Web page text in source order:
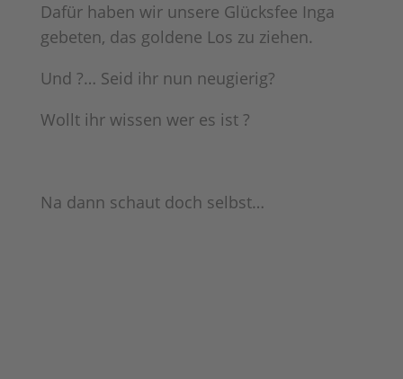
Dafür haben wir unsere Glücksfee Inga
gebeten, das goldene Los zu ziehen.
Und ?… Seid ihr nun neugierig?
Wollt ihr wissen wer es ist ?
Na dann schaut doch selbst…